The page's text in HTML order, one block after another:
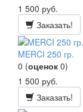
1 500 руб.
Заказать!
MERCI 250 гр.
0 (оценок 0)
1 500 руб.
Заказать!